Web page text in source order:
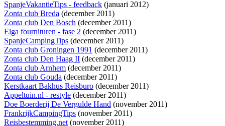
SpanjeVakantieTips - feedback (januari 2012)
Zonta club Breda (december 2011)
Zonta club Den Bosch (december 2011)
Elga fournituren - fase 2 (december 2011)
SpanjeCampingTips (december 2011)
Zonta club Groningen 1991 (december 2011)
Zonta club Den Haag II (december 2011)
Zonta club Arnhem (december 2011)
Zonta club Gouda (december 2011)
Kerstkaart Bakhus Reisburo (december 2011)
Appeltuin.nl - restyle (december 2011)
Doe Boerderij De Vergulde Hand (november 2011)
FrankrijkCampingTips (november 2011)
Reisbestemming.net(november 2011)